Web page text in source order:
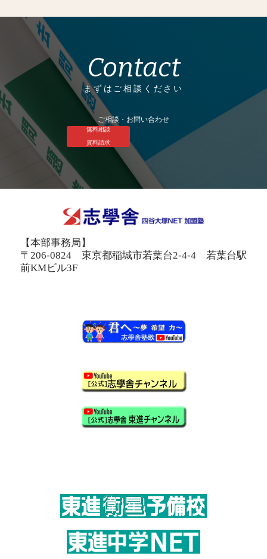
Contact
まずはご相談ください
ご相談・お問い合わせ
無料相談
資料請求
【本部事務局】
〒206-0824 東京都稲城市若葉台2-4-4 若葉台駅
前KMビル3F